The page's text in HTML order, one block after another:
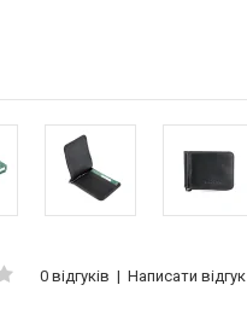
0 відгуків | Написати відгук